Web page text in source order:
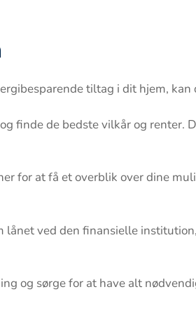
tiltag i dit hjem,
finde de bedste vilkår og renter.
for at få et overblik over dine
ved den finansielle
og sørge for at have alt